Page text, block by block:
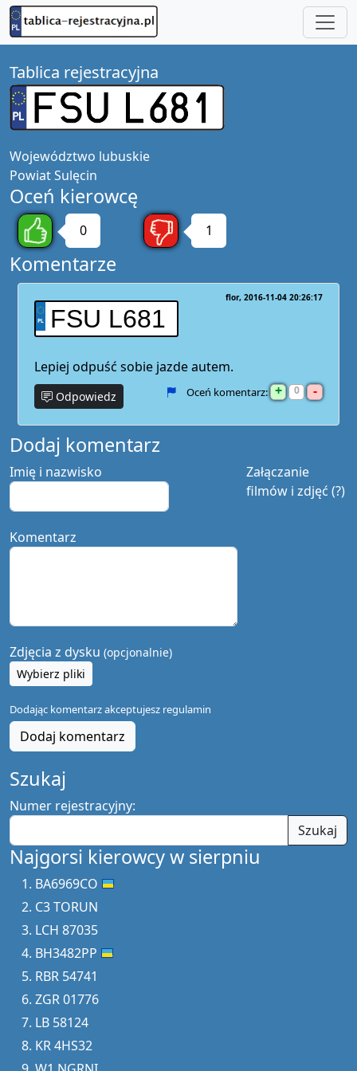
Tablica rejestracyjna
Województwo lubuskie
PowiatSulęcin
Oceń kierowcę
0 1
Komentarze
FSU L681
flor 2016-11-04 20:26:17
Lepiej odpuść sobie jazde autem.
Odpowiedz Oceń komentarz: + 0 -
Dodaj komentarz
Załączanie
filmów i zdjęć (?)
Imię i nazwisko
Komentarz
Zdjęcia z dysku (opcjonalnie)
Wybierz pliki
Dodając komentarz akceptujesz regulamin
Dodaj komentarz
Szukaj
Numer rejestracyjny:
Szukaj
Najgorsi kierowcy w sierpniu
BA6969CO
C3 TORUN
LCH 87035
BH3482PP
RBR 54741
ZGR 01776
LB 58124
KR 4HS32